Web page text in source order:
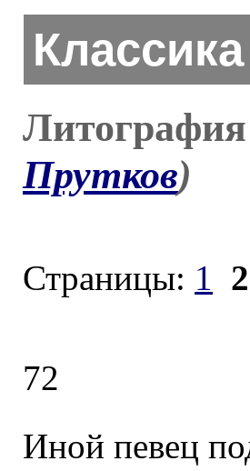
Классика
Литография
Прутков)
Страницы: 1 2
72
Иной певец